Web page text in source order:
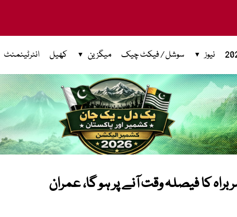
نیوز سوشل / فیکٹ چیک میگزین کھیل انٹرٹینمنٹ
کا فیصلہ وقت آنے پر ہو گا، عمران